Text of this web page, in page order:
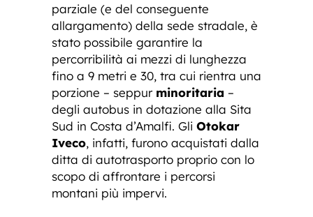
parziale (e del conseguente
allargamento) della sede stradale, è
stato possibile garantire la
percorribilità ai mezzi di lunghezza
fino a 9 metri e 30, tra cui rientra una
porzione – seppur minoritaria –
degli autobus in dotazione alla Sita
Sud in Costa d’Amalfi. Gli Otokar
Iveco, infatti, furono acquistati dalla
ditta di autotrasporto proprio con lo
scopo di affrontare i percorsi
montani più impervi.